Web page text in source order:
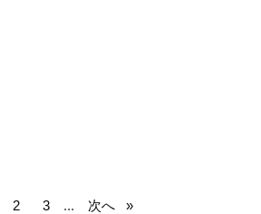
2 3 ... 次へ